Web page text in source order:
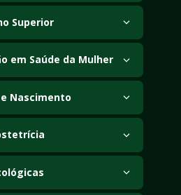
Superior
em Saúde da Mulher
Nascimento